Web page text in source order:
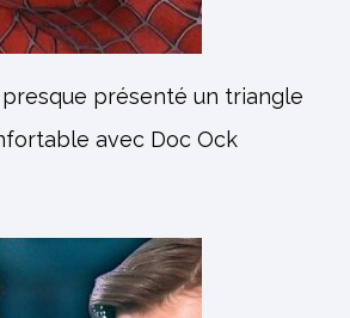
presque présenté un triangle
avec Doc Ock